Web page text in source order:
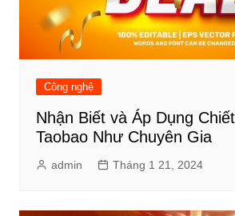
Công nghệ
Nhận Biết và Áp Dụng
Taobao Như Chuyên Gia
admin Tháng 1 21, 2024